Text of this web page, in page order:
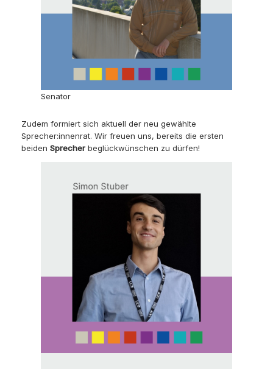
Senator
Zudem formiert sich aktuell der neu gewählte
Sprecher:innenrat. Wir freuen uns, bereits die ersten
beiden Sprecher beglückwünschen zu dürfen!